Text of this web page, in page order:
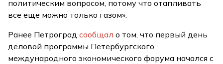
политическим вопросом, потому что отапливать
все еще можно только газом».
Ранее Петроградсообщал о том, что первый день
деловой программы Петербургского
международного экономического форума начался с